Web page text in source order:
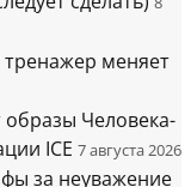
меняет
Человека-
ICE 7 августа 2026
за неуважение